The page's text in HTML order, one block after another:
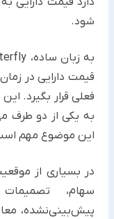
شود.
قیمت دارایی در
فعلی قرار بگیرد.
به یکی از دو طرف
این موضوع مهم
در بسیاری از
سهام،
پیش‌بینی‌نشده،